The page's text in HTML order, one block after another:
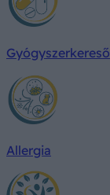
Gyógyszerkereső
Allergia